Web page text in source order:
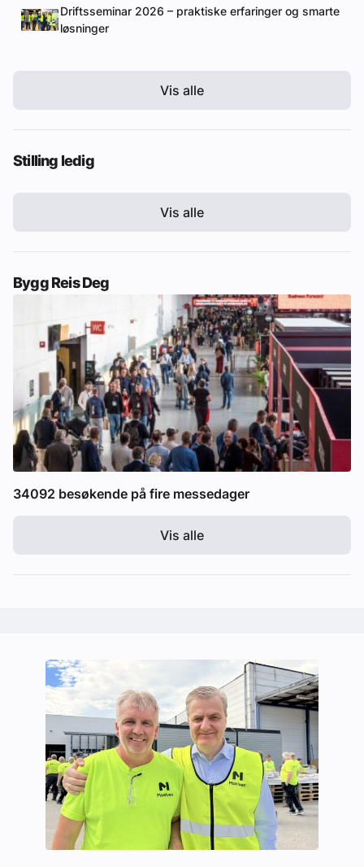
Driftsseminar 2026 – praktiske erfaringer og smarte
løsninger
Vis alle
Stilling ledig
Vis alle
Bygg Reis Deg
34092 besøkende på fire messedager
Vis alle